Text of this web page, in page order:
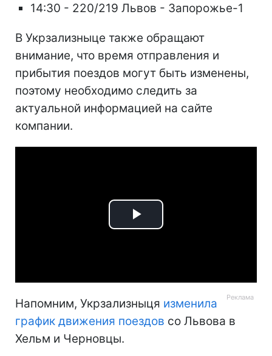
14:30 - 220/219 Львов - Запорожье-1
В Укрзализныце также обращают
внимание, что время отправления и
прибытия поездов могут быть изменены,
поэтому необходимо следить за
актуальной информацией на сайте
компании.
Play
Напомним, Укрзализныця изменила
график движения поездов со Львова в
Хельм и Черновцы.